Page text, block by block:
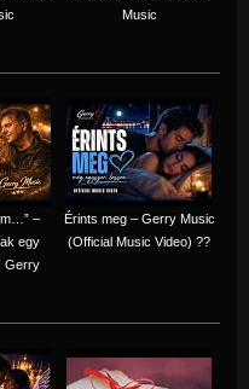
Music
–
egy
Gerry
Érints meg – Gerry Music
(Official Music Video) ??